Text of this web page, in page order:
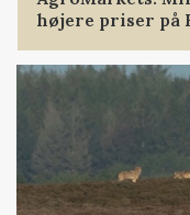
højere priser på